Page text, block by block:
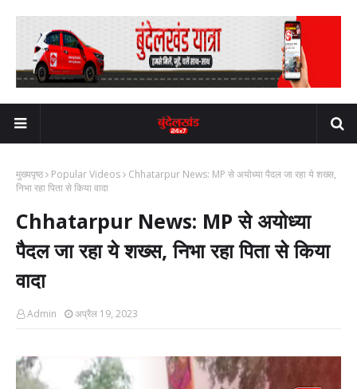
मुख्यपृष्ठ Popular Videos
Chhatarpur News: MP से अयोध्या पैदल जा रहा ये शख्स,
निभा रहा पिता से किया वादा
Chhatarpur News: MP से अयोध्या
पैदल जा रहा ये शख्स, निभा रहा पिता से किया
वादा
Admin अप्रैल 19, 2023